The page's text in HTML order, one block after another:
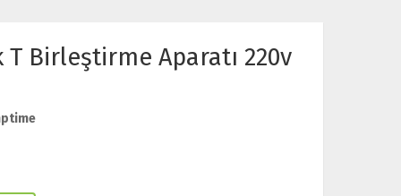
T Birleştirme Aparatı 220v